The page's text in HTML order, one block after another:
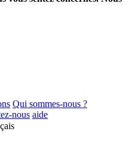
Qui sommes-nous ?
nous aide